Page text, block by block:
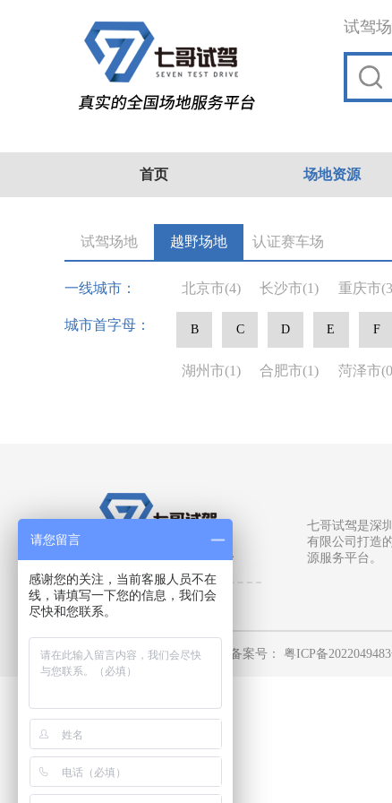
试驾
首页 场地资源
试驾场地 越野场地 认证赛车场
一线城市： 北京市(4) 长沙市(1) 重庆市
城市首字母： B C D E F
湖州市(1) 合肥市(1) 菏泽市
真实的全国场地服务平台
七哥试驾是深
有限公司打造
源服务平台。
深圳市柒哥文化传播有限公司 备案号： 粤ICP备
请您留言
感谢您的关注，当前客服人员不在
线，请填写一下您的信息，我们会
尽快和您联系。